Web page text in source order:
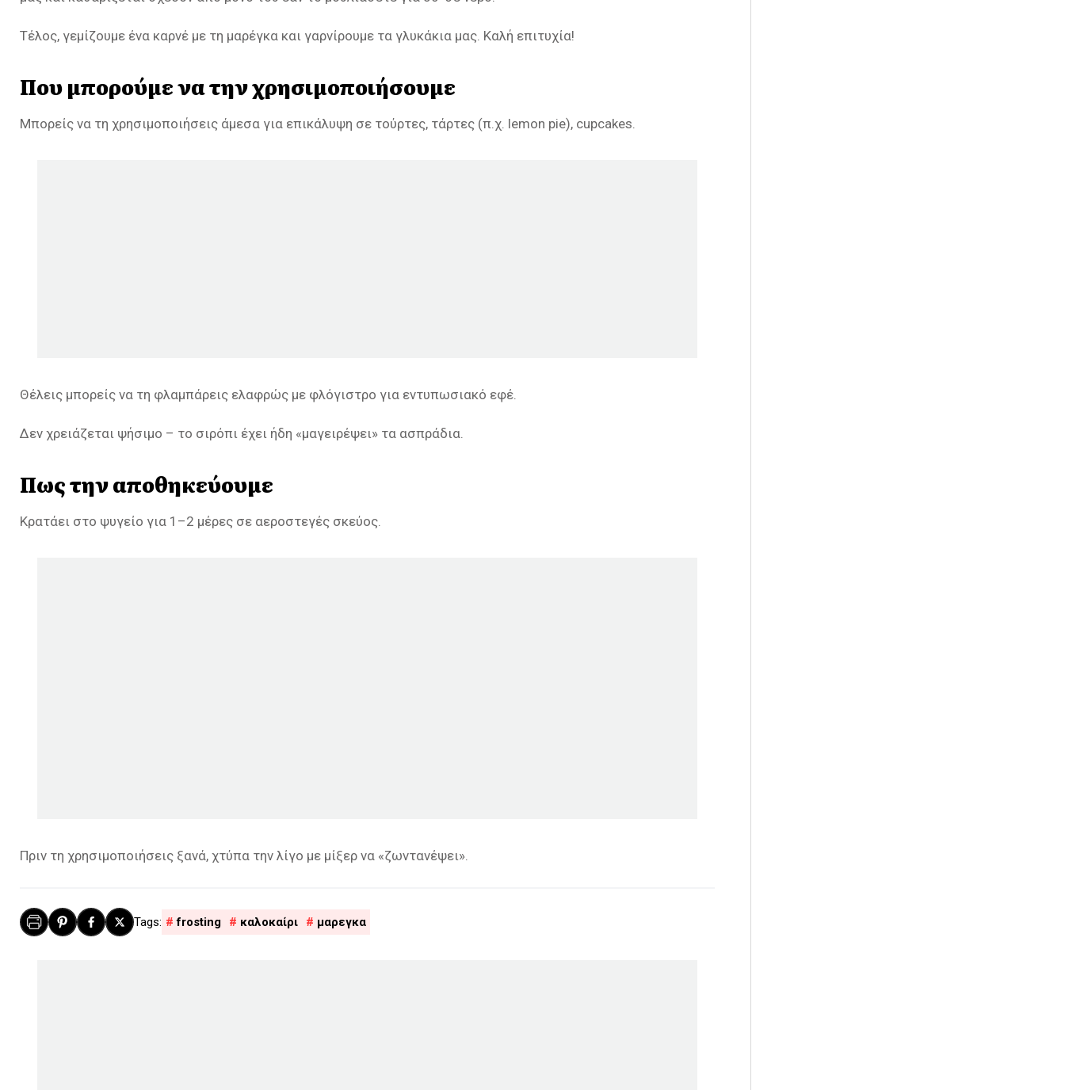
Τέλος, γεμίζουμε ένα καρνέ με τη μαρέγκα και γαρνίρουμε τα γλυκάκια μας. Καλή επιτυχία!
Που μπορούμε να την χρησιμοποιήσουμε
Μπορείς να τη χρησιμοποιήσεις άμεσα για επικάλυψη σε τούρτες, τάρτες (π.χ. lemon pie), cupcakes.
Θέλεις μπορείς να τη φλαμπάρεις ελαφρώς με φλόγιστρο για εντυπωσιακό εφέ.
Δεν χρειάζεται ψήσιμο – το σιρόπι έχει ήδη «μαγειρέψει» τα ασπράδια.
Πως την αποθηκεύουμε
Κρατάει στο ψυγείο για 1–2 μέρες σε αεροστεγές σκεύος.
Πριν τη χρησιμοποιήσεις ξανά, χτύπα την λίγο με μίξερ να «ζωντανέψει».
frosting καλοκαίρι μαρεγκα